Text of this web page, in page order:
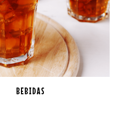
BEBIDAS